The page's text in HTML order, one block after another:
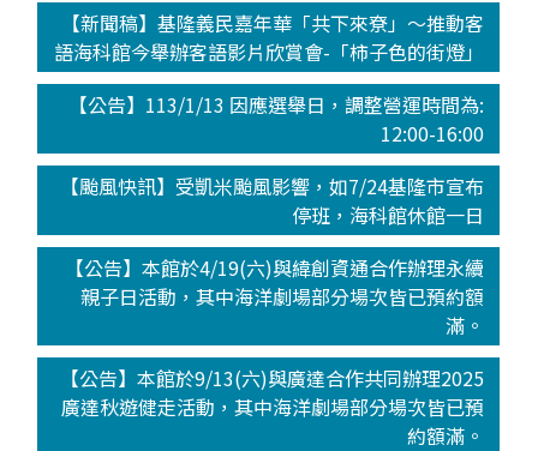
【新聞稿】基隆義民嘉年華「共下來尞」～推動客
語海科館今舉辦客語影片欣賞會-「柿子色的街燈」
【公告】113/1/13 因應選舉日，調整營運時間為:
12:00-16:00
【颱風快訊】受凱米颱風影響，如7/24基隆市宣布
停班，海科館休館一日
【公告】本館於4/19(六)與緯創資通合作辦理永續
親子日活動，其中海洋劇場部分場次皆已預約額
滿。
【公告】本館於9/13(六)與廣達合作共同辦理2025
廣達秋遊健走活動，其中海洋劇場部分場次皆已預
約額滿。